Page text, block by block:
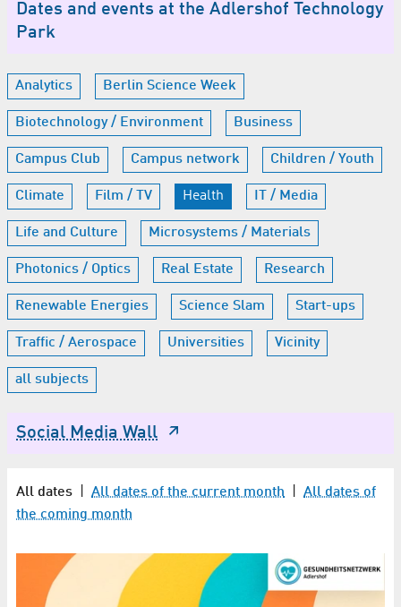
Dates and events at the Adlershof Technology
Park
Analytics Berlin Science Week
Biotechnology / Environment Business
Campus Club Campus network Children / Youth
Climate Film / TV Health IT / Media
Life and Culture Microsystems / Materials
Photonics / Optics Real Estate Research
Renewable Energies Science Slam Start-ups
Traffic / Aerospace Universities Vicinity
all subjects
Social Media Wall
All dates All dates of the current month
All dates of
the coming month